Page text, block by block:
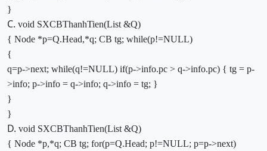
}
C. void SXCBThanhTien(List &Q)
{ Node *p=Q.Head,*q; CB tg; while(p!=NULL)
{
q=p->next; while(q!=NULL) if(p->info.pc > q->info.pc) { tg = p-
>info; p->info = q->info; q->info = tg; }
}
}
D. void SXCBThanhTien(List &Q)
{ Node *p,*q; CB tg; for(p=Q.Head; p!=NULL; p=p->next)